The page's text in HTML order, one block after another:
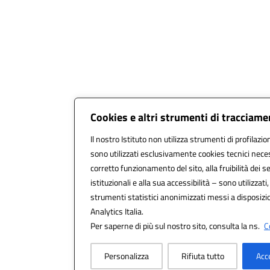
Cookies e altri strumenti di
Il nostro Istituto non utilizza strumenti di
sono utilizzati esclusivamente cookies tecnici
corretto funzionamento del sito, alla fruibilità dei
istituzionali e alla sua accessibilità – sono
strumenti statistici anonimizzati messi a
Analytics Italia.
Per saperne di più sul nostro sito, consulta la ns.
Personalizza Rifiuta tutto